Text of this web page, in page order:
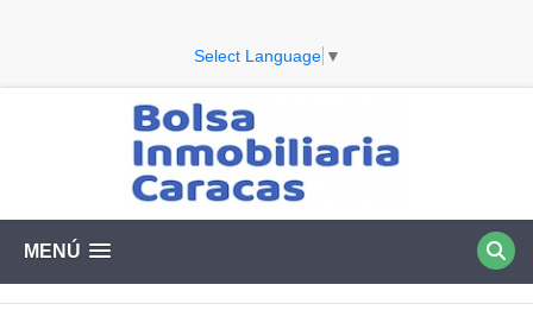
Select Language ▼
MENÚ